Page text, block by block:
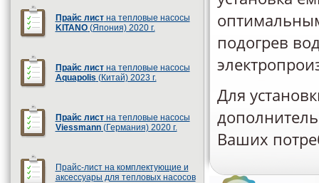
Прайс листна тепловые насосы
KITANO(Япония) 2020 г.
Прайс листна тепловые насосы
Aquapolis (Китай) 2023 г.
Прайс листна тепловые насосы
Viessmann(Германия) 2020 г.
Прайс-лист на комплектующие и
аксессуары для тепловых насосов
подогрев
Для
Ваших